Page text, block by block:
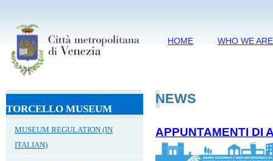
HOME WHO WE ARE
TORCELLO MUSEUM
MUSEUM REGULATION (IN
ITALIAN)
NEWS
APPUNTAMENTI DI